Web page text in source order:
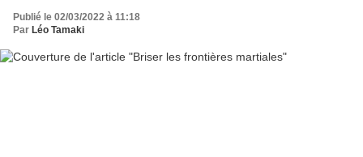
Publié le 02/03/2022 à 11:18
Par Léo Tamaki